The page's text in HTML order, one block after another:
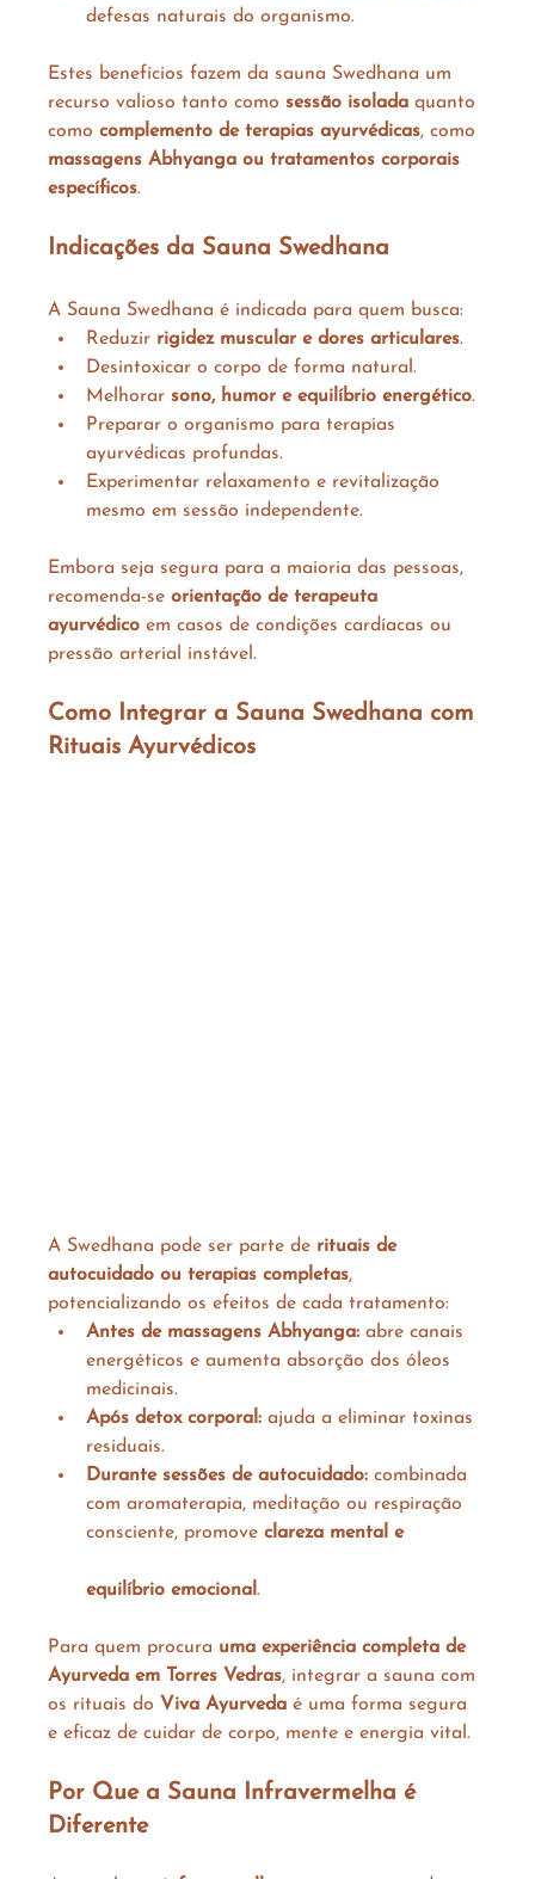
defesas naturais do organismo.
Estes benefícios fazem da sauna Swedhana um
recurso valioso tanto como sessão isolada quanto
como complemento de terapias ayurvédicas, como
massagens Abhyanga ou tratamentos corporais
específicos.
Indicações da Sauna Swedhana
A Sauna Swedhana é indicada para quem busca:
Reduzir rigidez muscular e dores articulares.
Desintoxicar o corpo de forma natural.
Melhorar sono, humor e equilíbrio energético.
Preparar o organismo para terapias
ayurvédicas profundas.
Experimentar relaxamento e revitalização
mesmo em sessão independente.
Embora seja segura para a maioria das pessoas,
recomenda-se orientação de terapeuta
ayurvédico em casos de condições cardíacas ou
pressão arterial instável.
Como Integrar a Sauna Swedhana com
Rituais Ayurvédicos
A Swedhana pode ser parte de rituais de
autocuidado ou terapias completas,
potencializando os efeitos de cada tratamento:
Antes de massagens Abhyanga: abre canais
energéticos e aumenta absorção dos óleos
medicinais.
Após detox corporal: ajuda a eliminar toxinas
residuais.
Durante sessões de autocuidado: combinada
com aromaterapia, meditação ou respiração
consciente, promove clareza mental e
equilíbrio emocional.
Para quem procura uma experiência completa de
Ayurveda em Torres Vedras, integrar a sauna com
os rituais do Viva Ayurveda é uma forma segura
e eficaz de cuidar de corpo, mente e energia vital.
Por Que a Sauna Infravermelha é
Diferente